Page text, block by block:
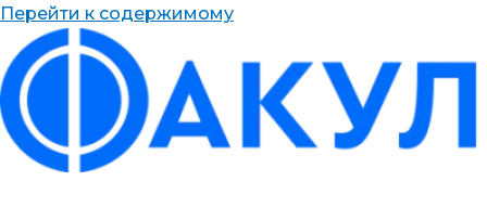
Перейти к содержимому